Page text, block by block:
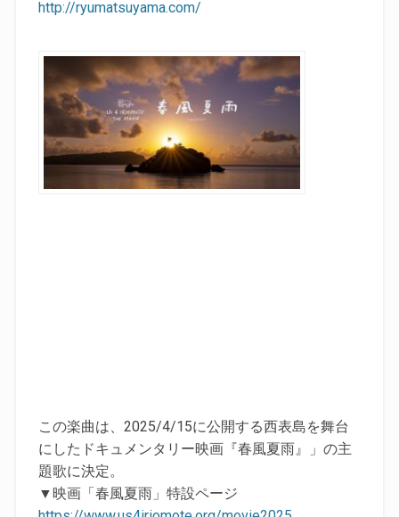
http://ryumatsuyama.com/
この楽曲は、2025/4/15に公開する西表島を舞台
にしたドキュメンタリー映画『春風夏雨』」の主
題歌に決定。
▼映画「春風夏雨」特設ページ